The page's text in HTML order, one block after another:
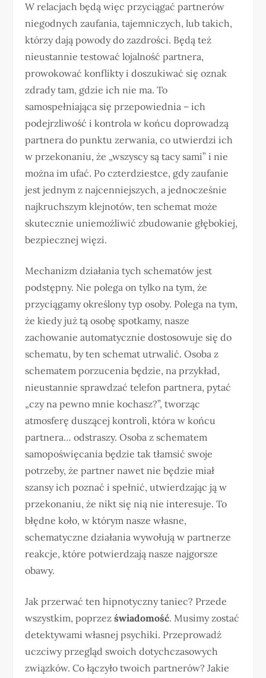
W relacjach będą więc przyciągać partnerów
niegodnych zaufania, tajemniczych, lub takich,
którzy dają powody do zazdrości. Będą też
nieustannie testować lojalność partnera,
prowokować konflikty i doszukiwać się oznak
zdrady tam, gdzie ich nie ma. To
samospełniająca się przepowiednia – ich
podejrzliwość i kontrola w końcu doprowadzą
partnera do punktu zerwania, co utwierdzi ich
w przekonaniu, że „wszyscy są tacy sami” i nie
można im ufać. Po czterdziestce, gdy zaufanie
jest jednym z najcenniejszych, a jednocześnie
najkruchszym klejnotów, ten schemat może
skutecznie uniemożliwić zbudowanie głębokiej,
bezpiecznej więzi.
Mechanizm działania tych schematów jest
podstępny. Nie polega on tylko na tym, że
przyciągamy określony typ osoby. Polega na tym,
że kiedy już tą osobę spotkamy, nasze
zachowanie automatycznie dostosowuje się do
schematu, by ten schemat utrwalić. Osoba z
schematem porzucenia będzie, na przykład,
nieustannie sprawdzać telefon partnera, pytać
„czy na pewno mnie kochasz?”, tworząc
atmosferę duszącej kontroli, która w końcu
partnera… odstraszy. Osoba z schematem
samopoświęcania będzie tak tłamsić swoje
potrzeby, że partner nawet nie będzie miał
szansy ich poznać i spełnić, utwierdzając ją w
przekonaniu, że nikt się nią nie interesuje. To
błędne koło, w którym nasze własne,
schematyczne działania wywołują w partnerze
reakcje, które potwierdzają nasze najgorsze
obawy.
Jak przerwać ten hipnotyczny taniec? Przede
wszystkim, poprzezświadomość. Musimy zostać
detektywami własnej psychiki. Przeprowadź
uczciwy przegląd swoich dotychczasowych
związków. Co łączyło twoich partnerów? Jakie